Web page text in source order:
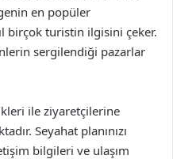
en popüler
birçok turistin ilgisini çeker.
sergilendiği pazarlar
ile ziyaretçilerine
Seyahat planınızı
bilgileri ve ulaşım